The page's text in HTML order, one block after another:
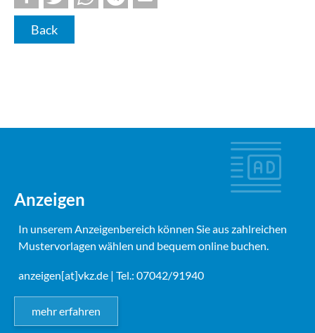
Back
Anzeigen
In unserem Anzeigenbereich können Sie aus zahlreichen
Mustervorlagen wählen und bequem online buchen.
anzeigen[at]vkz.de | Tel.: 07042/91940
mehr erfahren